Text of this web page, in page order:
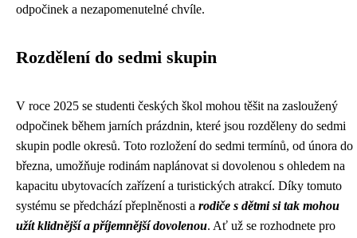
odpočinek a nezapomenutelné chvíle.
Rozdělení do sedmi skupin
V roce 2025 se studenti českých škol mohou těšit na zasloužený
odpočinek během jarních prázdnin, které jsou rozděleny do sedmi
skupin podle okresů. Toto rozložení do sedmi termínů, od února do
března, umožňuje rodinám naplánovat si dovolenou s ohledem na
kapacitu ubytovacích zařízení a turistických atrakcí. Díky tomuto
systému se předchází přeplněnosti a rodiče s dětmi si tak mohou
užít klidnější a příjemnější dovolenou. Ať už se rozhodnete pro